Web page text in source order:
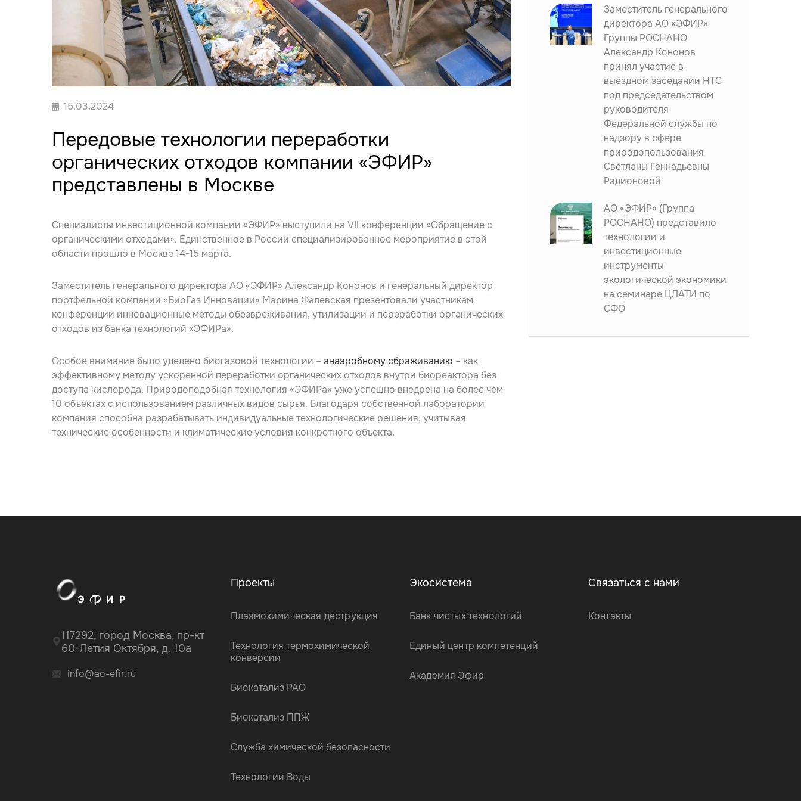
15.03.2024
Передовые технологии переработки
органических отходов компании «ЭФИР»
представлены в Москве
Специалисты инвестиционной компании «ЭФИР» выступили на VII конференции «Обращение с
органическими отходами». Единственное в России специализированное мероприятие в этой
области прошло в Москве 14-15 марта.
Заместитель генерального директора АО «ЭФИР» Александр Кононов и генеральный директор
портфельной компании «БиоГаз Инновации» Марина Фалевская презентовали участникам
конференции инновационные методы обезвреживания, утилизации и переработки органических
отходов из банка технологий «ЭФИРа».
Особое внимание было уделено биогазовой технологии – анаэробному сбраживанию – как
эффективному методу ускоренной переработки органических отходов внутри биореактора без
доступа кислорода. Природоподобная технология «ЭФИРа» уже успешно внедрена на более чем
10 объектах с использованием различных видов сырья. Благодаря собственной лаборатории
компания способна разрабатывать индивидуальные технологические решения, учитывая
технические особенности и климатические условия конкретного объекта.
Заместитель генерального
директора АО «ЭФИР»
Группы РОСНАНО
Александр Кононов
принял участие в
выездном заседании НТС
под председательством
руководителя
Федеральной службы по
надзору в сфере
природопользования
Светланы Геннадьевны
Радионовой
АО «ЭФИР» (Группа
РОСНАНО) представило
технологии и
инвестиционные
инструменты
экологической экономики
на семинаре ЦЛАТИ по
СФО
117292, город Москва, пр-кт
60-Летия Октября, д. 10а
info@ao-efir.ru
Проекты
Плазмохимическая деструкция
Технология термохимической
конверсии
Биокатализ РАО
Биокатализ ППЖ
Служба химической безопасности
Технологии Воды
Экосистема
Банк чистых технологий
Единый центр компетенций
Академия Эфир
Связаться с нами
Контакты